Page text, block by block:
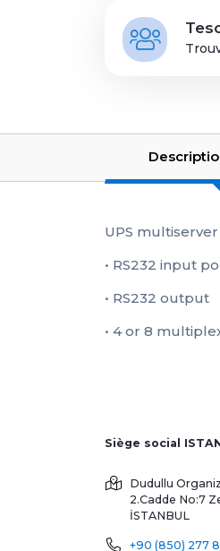
UPS
• RS232 input
• RS232 output
• 4 or 8
Siège social
Dudullu
2.Cadde No:7
İSTANBUL
+90 (850) 277